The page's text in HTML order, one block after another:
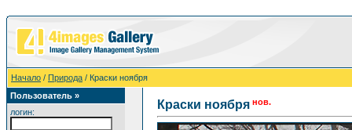
Начало / Природа / Краски ноября
Пользователь »
логин:
Краски ноября нов.